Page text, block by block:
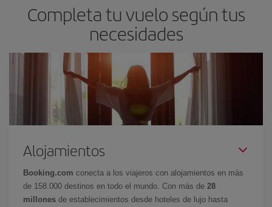
Completa tu vuelo según tus
necesidades
Alojamientos
Booking.com conecta a los viajeros con alojamientos en más
de 158.000 destinos en todo el mundo. Con más de 28
millones de establecimientos desde hoteles de lujo hasta